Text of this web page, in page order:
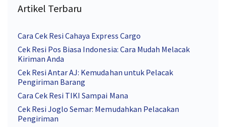
Artikel Terbaru
Cara Cek Resi Cahaya Express Cargo
Cek Resi Pos Biasa Indonesia: Cara Mudah Melacak
Kiriman Anda
Cek Resi Antar AJ: Kemudahan untuk Pelacak
Pengiriman Barang
Cara Cek Resi TIKI Sampai Mana
Cek Resi Joglo Semar: Memudahkan Pelacakan
Pengiriman